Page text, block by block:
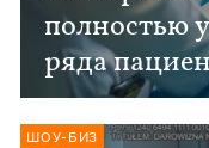
полностью
ряда
ШОУ-БИЗ